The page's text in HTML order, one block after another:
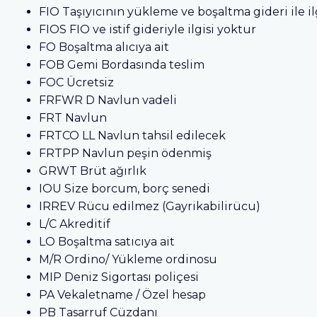
FIO Taşıyıcının yükleme ve boşaltma gideri ile
FIOS FIO ve istif gideriyle ilgisi yoktur
FO Boşaltma alıcıya ait
FOB Gemi Bordasında teslim
FOC Ücretsiz
FRFWR D Navlun vadeli
FRT Navlun
FRTCO LL Navlun tahsil edilecek
FRTPP Navlun peşin ödenmiş
GRWT Brüt ağırlık
IOU Size borcum, borç senedi
IRREV Rücu edilmez (Gayrikabilirücu)
L/C Akreditif
LO Boşaltma satıcıya ait
M/R Ordino/ Yükleme ordinosu
MIP Deniz Sigortası poliçesi
PA Vekaletname / Özel hesap
PB Tasarruf Cüzdanı